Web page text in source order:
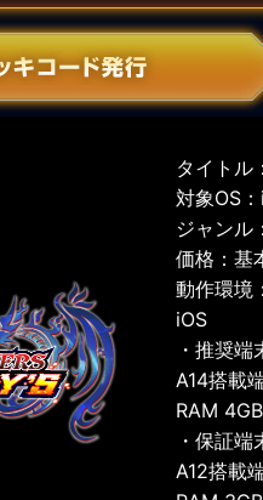
タイトル
対象OS
ジャンル
価格：基
動作環境
iOS
・推奨端
A14搭載
RAM
・保証端
A12搭載